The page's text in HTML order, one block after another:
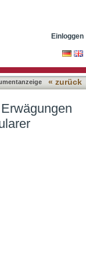
Einloggen
« zurück